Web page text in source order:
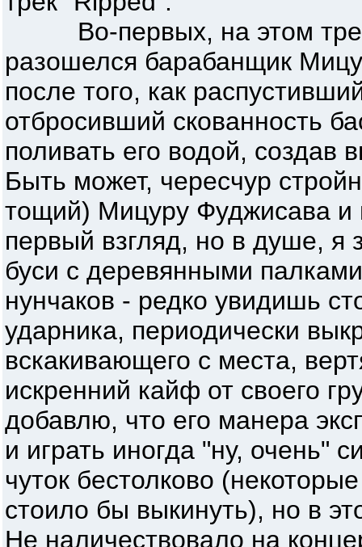
Во-первых, на этом
разошелся барабанщик
после того, как
отбросивший скованность
поливать его водой,
Быть может, чересчур
тощий) Мицуру Фуджисава и
первый взгляд, но в душе, я
буси с деревянными
нунчаков - редко увидишь
ударника, периодически
вскакивающего с места,
искренний кайф от своего
добавлю, что его манера
и играть иногда "ну, очень"
чуток бестолково
стоило бы выкинуть), но в
Не наличествовало на